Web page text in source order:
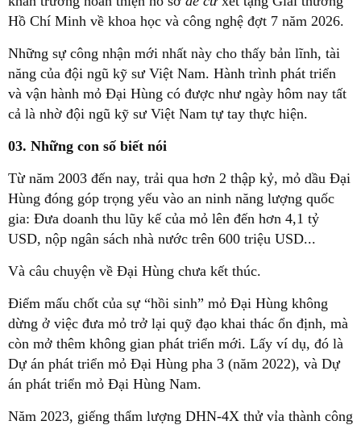
Hồ Chí Minh về khoa học và công nghệ đợt 7 năm 2026.
Những sự công nhận mới nhất này cho thấy bản lĩnh, tài
năng của đội ngũ kỹ sư Việt Nam. Hành trình phát triển
và vận hành mỏ Đại Hùng có được như ngày hôm nay tất
cả là nhờ đội ngũ kỹ sư Việt Nam tự tay thực hiện.
03. Những con số biết nói
Từ năm 2003 đến nay, trải qua hơn 2 thập kỷ, mỏ dầu Đại
Hùng đóng góp trọng yếu vào an ninh năng lượng quốc
gia: Đưa doanh thu lũy kế của mỏ lên đến hơn 4,1 tỷ
USD, nộp ngân sách nhà nước trên 600 triệu USD...
Và câu chuyện về Đại Hùng chưa kết thúc.
Điểm mấu chốt của sự “hồi sinh” mỏ Đại Hùng không
dừng ở việc đưa mỏ trở lại quỹ đạo khai thác ổn định, mà
còn mở thêm không gian phát triển mới. Lấy ví dụ, đó là
Dự án phát triển mỏ Đại Hùng pha 3 (năm 2022), và Dự
án phát triển mỏ Đại Hùng Nam.
Năm 2023, giếng thẩm lượng DHN-4X thử vỉa thành công